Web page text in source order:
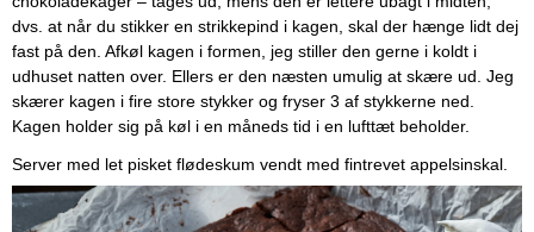
dvs. at når du stikker en strikkepind i kagen, skal der hænge lidt dej
fast på den. Afkøl kagen i formen, jeg stiller den gerne i koldt i
udhuset natten over. Ellers er den næsten umulig at skære ud. Jeg
skærer kagen i fire store stykker og fryser 3 af stykkerne ned.
Kagen holder sig på køl i en måneds tid i en lufttæt beholder.
Server med let pisket flødeskum vendt med fintrevet appelsinskal.